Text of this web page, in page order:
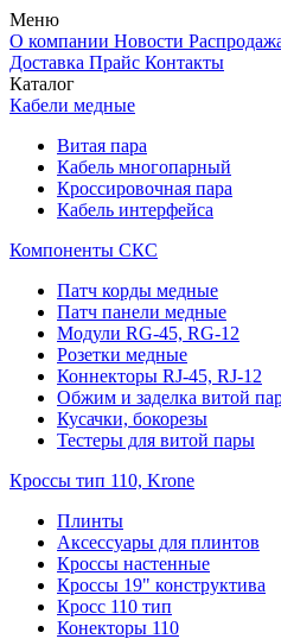
Меню
О компании Новости
Доставка Прайс Контакты
Каталог
Кабели медные
Витая пара
Кабель многопарный
Кроссировочная пара
Кабель интерфейса
Компоненты СКС
Патч корды медные
Патч панели медные
Модули RG-45, RG-12
Розетки медные
Коннекторы RJ-45, RJ-12
Обжим и заделка витой
Кусачки, бокорезы
Тестеры для витой пары
Кроссы тип 110, Krone
Плинты
Аксессуары для плинтов
Кроссы настенные
Кроссы 19" конструктива
Кросс 110 тип
Конекторы 110